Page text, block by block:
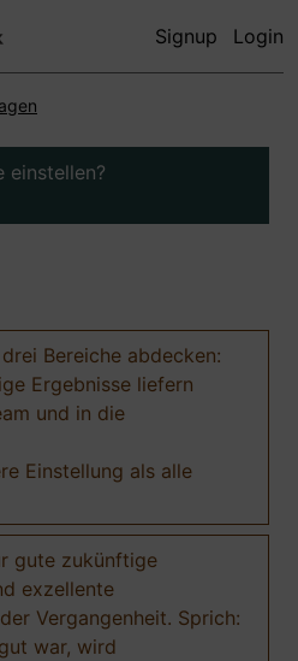
Signup Login
einstellen?
Bereiche abdecken:
Ergebnisse liefern
und in die
Einstellung als alle
gute zukünftige
exzellente
Vergangenheit. Sprich:
war, wird